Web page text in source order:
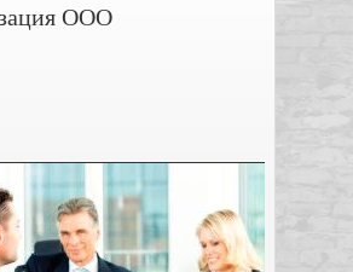
ООО